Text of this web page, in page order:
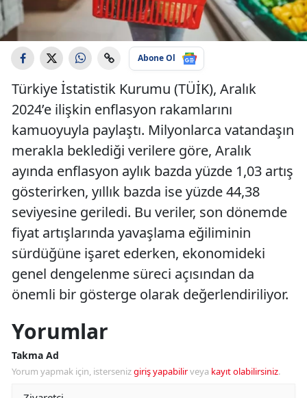
Abone Ol
Türkiye İstatistik Kurumu (TÜİK), Aralık
2024’e ilişkin enflasyon rakamlarını
kamuoyuyla paylaştı. Milyonlarca vatandaşın
merakla beklediği verilere göre, Aralık
ayında enflasyon aylık bazda yüzde 1,03 artış
gösterirken, yıllık bazda ise yüzde 44,38
seviyesine geriledi. Bu veriler, son dönemde
fiyat artışlarında yavaşlama eğiliminin
sürdüğüne işaret ederken, ekonomideki
genel dengelenme süreci açısından da
önemli bir gösterge olarak değerlendiriliyor.
Yorumlar
Takma Ad
Yorum yapmak için, istersenizgiriş yapabilirveya kayıt olabilirsiniz.